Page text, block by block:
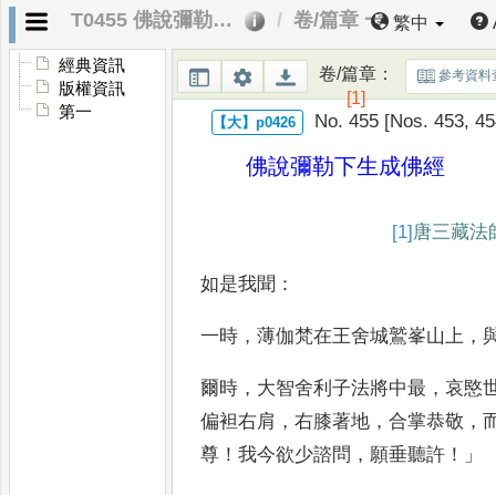
T0455 佛說彌勒下生成佛經 卷/篇章 一 繁中
經典資訊
版權資訊
第一
卷/篇章：
[1]
參考資料
No. 455 [Nos. 453,
佛說彌勒下生成佛經
[1] 唐三藏
如是我聞 ：
一時 ，薄伽梵在王舍城鷲峯山上 ，
爾時 ， 大智舍利子法將中最 ，哀愍
偏袒右肩 ，右膝著地 ，合掌恭敬 ，
尊 ！我今欲少諮問 ， 願垂聽許 ！」